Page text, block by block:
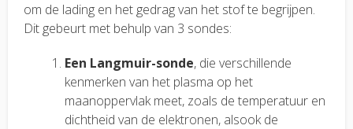
om de lading en het gedrag van het stof te begrijpen.
Dit gebeurt met behulp van 3 sondes:
Een Langmuir-sonde, die verschillende
kenmerken van het plasma op het
maanoppervlak meet, zoals de temperatuur en
dichtheid van de elektronen, alsook de